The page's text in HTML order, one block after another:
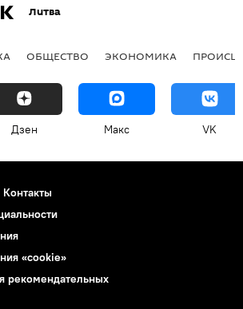
Литва
ОБЩЕСТВО ЭКОНОМИКА
Дзен Макс VK
Контакты
«cookie»
рекомендательных